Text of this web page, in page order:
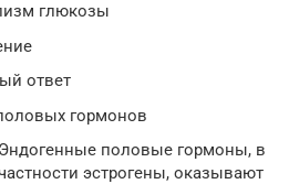
глюкозы
ответ
гормонов
Эндогенные половые гормоны, в
эстрогены, оказывают